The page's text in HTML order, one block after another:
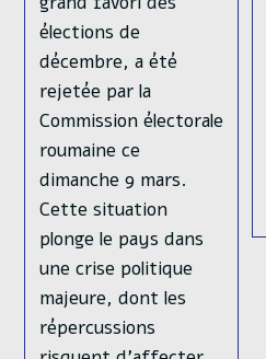
élections de
décembre, a été
rejetée par la
Commission électorale
roumaine ce
dimanche 9 mars.
Cette situation
plonge le pays dans
une crise politique
majeure, dont les
répercussions